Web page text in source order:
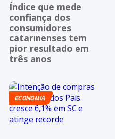
Índice que mede
confiança dos
consumidores
catarinenses tem
pior resultado em
três anos
ECONOMIA